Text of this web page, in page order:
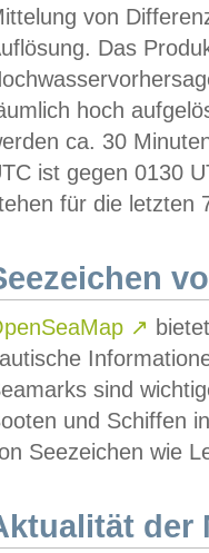
von
Das
hoch
ca. 30
ist gegen 0130
für die letzten
↗
sind
und Schiffen
Seezeichen wie
der